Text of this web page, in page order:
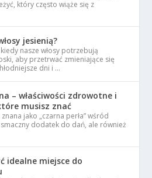
który często wiąże się z
jesienią?
nasze włosy potrzebują
aby przetrwać zmieniające się
dni i …
– właściwości zdrowotne i
musisz znać
jako „czarna perła” wśród
dodatek do dań, ale również
idealne miejsce do